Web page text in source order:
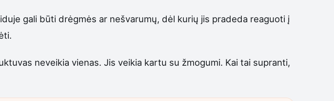
gali būti drėgmės ar nešvarumų, dėl kurių jis pradeda reaguoti į
neveikia vienas. Jis veikia kartu su žmogumi. Kai tai supranti,